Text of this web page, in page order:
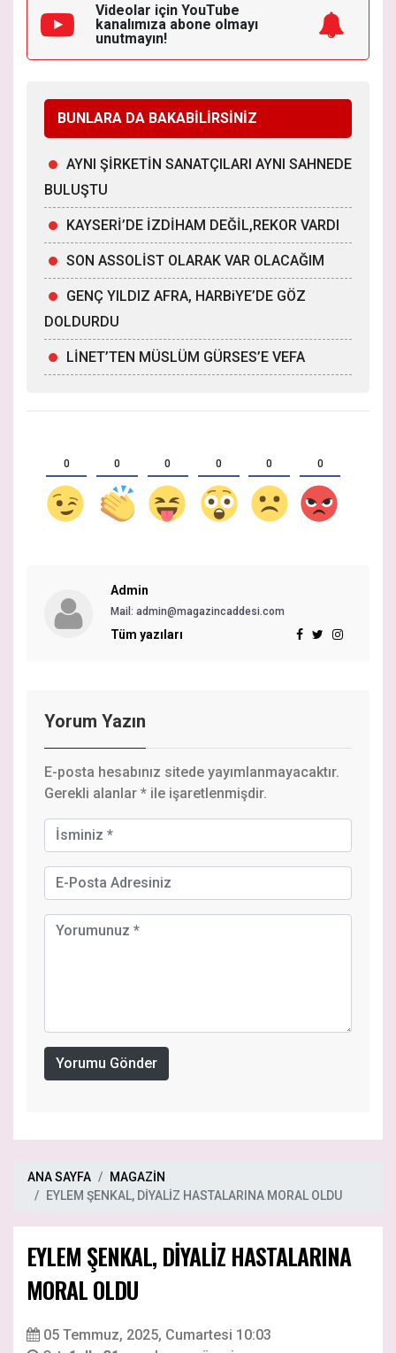
Videolar için YouTube
kanalımıza abone olmayı
unutmayın!
BUNLARA DA BAKABİLİRSİNİZ
AYNI ŞİRKETİN SANATÇILARI AYNI SAHNEDE
BULUŞTU
KAYSERİ’DE İZDİHAM DEĞİL,REKOR VARDI
SON ASSOLİST OLARAK VAR OLACAĞIM
GENÇ YILDIZ AFRA, HARBiYE’DE GÖZ
DOLDURDU
LİNET’TEN MÜSLÜM GÜRSES’E VEFA
0 0 0 0 0 0
Admin
Mail: admin@magazincaddesi.com
Tüm yazıları
Yorum Yazın
E-posta hesabınız sitede yayımlanmayacaktır.
Gerekli alanlar * ile işaretlenmişdir.
Yorumu Gönder
ANA SAYFA
MAGAZİN
EYLEM ŞENKAL, DİYALİZ HASTALARINA MORAL OLDU
EYLEM ŞENKAL, DİYALİZ HASTALARINA
MORAL OLDU
05 Temmuz, 2025, Cumartesi 10:03